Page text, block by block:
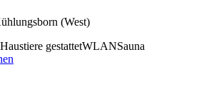
(West)
Haustiere gestattetWLANSauna